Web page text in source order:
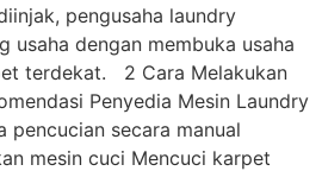
pengusaha laundry
usaha dengan membuka usaha
terdekat. 2 Cara Melakukan
Penyedia Mesin Laundry
pencucian secara manual
mesin cuci Mencuci karpet